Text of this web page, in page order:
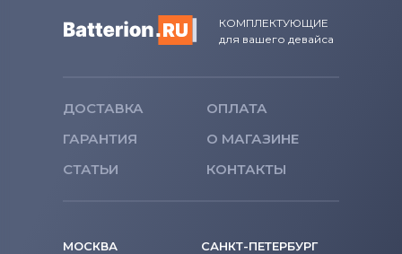
КОМПЛЕКТУЮЩИЕ
для вашего девайса
ДОСТАВКА
ОПЛАТА
ГАРАНТИЯ
О МАГАЗИНЕ
СТАТЬИ
КОНТАКТЫ
МОСКВА САНКТ-ПЕТЕРБУРГ